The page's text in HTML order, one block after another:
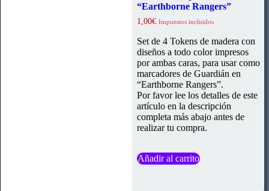
“Earthborne Rangers”
1,00€ Impuestos incluidos
Set de 4 Tokens de madera con
diseños a todo color impresos
por ambas caras, para usar como
marcadores de Guardián en
“Earthborne Rangers”.
Por favor lee los detalles de este
artículo en la descripción
completa más abajo antes de
realizar tu compra.
Añadir al carrito